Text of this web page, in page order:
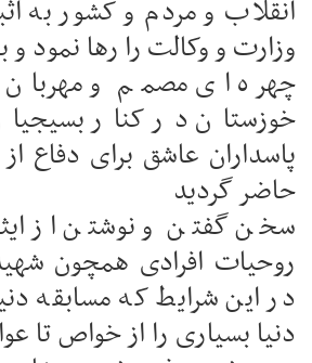
انقلاب و مردم و کشور به
وزارت و وکالت را رها نمود
چهره ای مصمم و مهربان
خوزستان در کنار
پاسداران عاشق برای دفاع
حاضر گردید
سخن گفتن و نوشتن از
روحیات افرادی همچون
در این شرایط که مسابقه
دنیا بسیاری را از خواص تا